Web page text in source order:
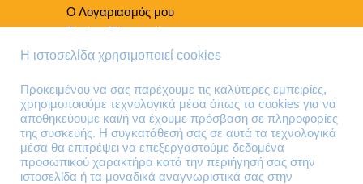
Ο Λογαριασμός μου
Τρόποι Πληρωμής
Τρόποι Παράδοσης
Τηλέφωνα Επικοινωνίας
210 41 13 636
210 41 13 280
Η ιστοσελίδα χρησιμοποιεί cookies
Προκειμένου να σας παρέχουμε τις καλύτερες εμπειρίες,
χρησιμοποιούμε τεχνολογικά μέσα όπως τα cookies για να
αποθηκεύουμε και/ή να έχουμε πρόσβαση σε πληροφορίες
της συσκευής. Η συγκατάθεσή σας σε αυτά τα τεχνολογικά
μέσα θα επιτρέψει να επεξεργαστούμε δεδομένα
προσωπικού χαρακτήρα κατά την περιήγησή σας στην
ιστοσελίδα ή τα μοναδικά αναγνωριστικά σας στην